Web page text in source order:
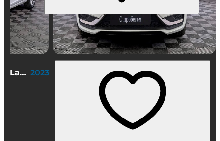
Lada (ВАЗ) Vesta Седан 2023